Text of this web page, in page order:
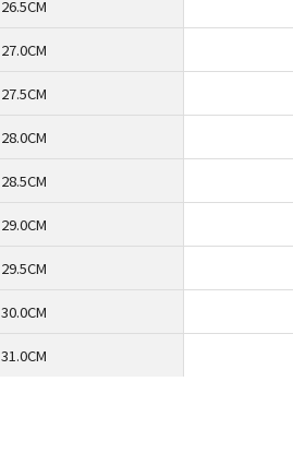
26.5CM
27.0CM
27.5CM
28.0CM
28.5CM
29.0CM
29.5CM
30.0CM
31.0CM